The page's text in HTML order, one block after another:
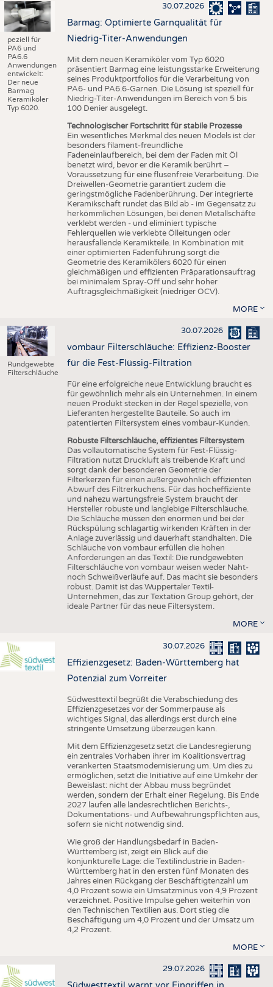
peziell für
PA6 und
PA6.6
Anwendungen
entwickelt:
Der neue
Barmag
Keramiköler
Typ 6020.
30.07.2026
Barmag: Optimierte Garnqualität für
Niedrig-Titer-Anwendungen
Mit dem neuen Keramiköler vom Typ 6020
präsentiert Barmag eine leistungsstarke Erweiterung
seines Produktportfolios für die Verarbeitung von
PA6- und PA6.6-Garnen. Die Lösung ist speziell für
Niedrig-Titer-Anwendungen im Bereich von 5 bis
100 Denier ausgelegt.
Technologischer Fortschritt für stabile Prozesse
Ein wesentliches Merkmal des neuen Models ist der
besonders filament-freundliche
Fadeneinlaufbereich, bei dem der Faden mit Öl
benetzt wird, bevor er die Keramik berührt –
Voraussetzung für eine flusenfreie Verarbeitung. Die
Dreiwellen-Geometrie garantiert zudem die
geringstmögliche Fadenberührung. Der integrierte
Keramikschaft rundet das Bild ab - im Gegensatz zu
herkömmlichen Lösungen, bei denen Metallschäfte
verklebt werden - und eliminiert typische
Fehlerquellen wie verklebte Ölleitungen oder
herausfallende Keramikteile. In Kombination mit
einer optimierten Fadenführung sorgt die
Geometrie des Keramikölers 6020 für einen
gleichmäßigen und effizienten Präparationsauftrag
bei minimalem Spray-Off und sehr hoher
Auftragsgleichmäßigkeit (niedriger OCV).
MORE
Rundgewebte
Filterschläuche
30.07.2026
vombaur Filterschläuche: Effizienz-Booster
für die Fest-Flüssig-Filtration
Für eine erfolgreiche neue Entwicklung braucht es
für gewöhnlich mehr als ein Unternehmen. In einem
neuen Produkt stecken in der Regel spezielle, von
Lieferanten hergestellte Bauteile. So auch im
patentierten Filtersystem eines vombaur-Kunden.
Robuste Filterschläuche, effizientes Filtersystem
Das vollautomatische System für Fest-Flüssig-
Filtration nutzt Druckluft als treibende Kraft und
sorgt dank der besonderen Geometrie der
Filterkerzen für einen außergewöhnlich effizienten
Abwurf des Filtrerkuchens. Für das hocheffiziente
und nahezu wartungsfreie System braucht der
Hersteller robuste und langlebige Filterschläuche.
Die Schläuche müssen den enormen und bei der
Rückspülung schlagartig wirkenden Kräften in der
Anlage zuverlässig und dauerhaft standhalten. Die
Schläuche von vombaur erfüllen die hohen
Anforderungen an das Textil: Die rundgewebten
Filterschläuche von vombaur weisen weder Naht-
noch Schweißverläufe auf. Das macht sie besonders
robust. Damit ist das Wuppertaler Textil-
Unternehmen, das zur Textation Group gehört, der
ideale Partner für das neue Filtersystem.
MORE
30.07.2026
Effizienzgesetz: Baden-Württemberg hat
Potenzial zum Vorreiter
Südwesttextil begrüßt die Verabschiedung des
Effizienzgesetzes vor der Sommerpause als
wichtiges Signal, das allerdings erst durch eine
stringente Umsetzung überzeugen kann.
Mit dem Effizienzgesetz setzt die Landesregierung
ein zentrales Vorhaben ihrer im Koalitionsvertrag
verankerten Staatsmodernisierung um. Um dies zu
ermöglichen, setzt die Initiative auf eine Umkehr der
Beweislast: nicht der Abbau muss begründet
werden, sondern der Erhalt einer Regelung. Bis Ende
2027 laufen alle landesrechtlichen Berichts-,
Dokumentations- und Aufbewahrungspflichten aus,
sofern sie nicht notwendig sind.
Wie groß der Handlungsbedarf in Baden-
Württemberg ist, zeigt ein Blick auf die
konjunkturelle Lage: die Textilindustrie in Baden-
Württemberg hat in den ersten fünf Monaten des
Jahres einen Rückgang der Beschäftigtenzahl um
4,0 Prozent sowie ein Umsatzminus von 4,9 Prozent
verzeichnet. Positive Impulse gehen weiterhin von
den Technischen Textilien aus. Dort stieg die
Beschäftigung um 4,0 Prozent und der Umsatz um
4,2 Prozent.
MORE
29.07.2026